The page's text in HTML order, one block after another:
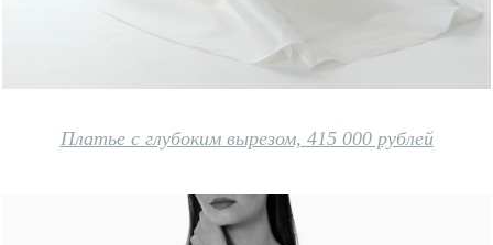
Платье с глубоким вырезом, 415 000 рублей